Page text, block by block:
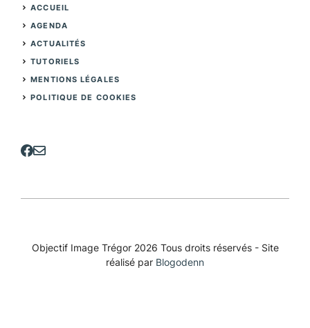
ACCUEIL
AGENDA
ACTUALITÉS
TUTORIELS
MENTIONS LÉGALES
POLITIQUE DE COOKIES
Objectif Image Trégor 2026 Tous droits réservés - Site
réalisé par Blogodenn